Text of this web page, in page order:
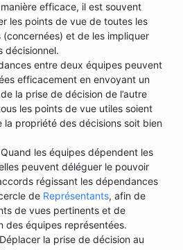
efficace, il est souvent
les points de vue de toutes les
et de les impliquer
décisionnel.
entre deux équipes peuvent
efficacement en envoyant un
la prise de décision de l’autre
les points de vue utiles soient
la propriété des décisions soit bien
les équipes dépendent les
peuvent déléguer le pouvoir
régissant les dépendances
de Représentants, afin de
de vues pertinents et de
des équipes représentées.
la prise de décision au